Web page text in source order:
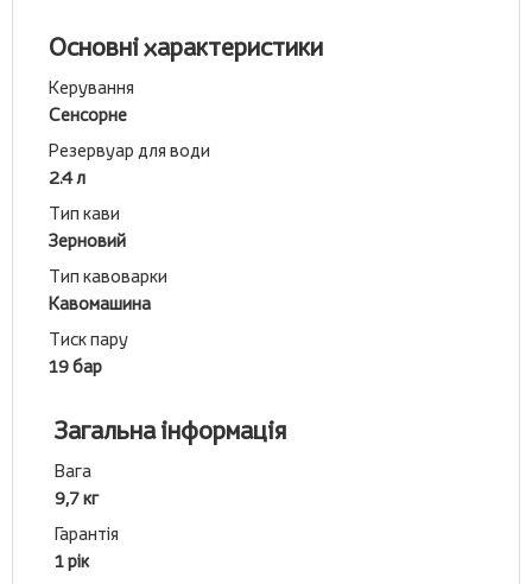
Основні характеристики
Керування
Сенсорне
Резервуар для води
2.4 л
Тип кави
Зерновий
Тип кавоварки
Кавомашина
Тиск пару
19 бар
Загальна інформація
Вага
9,7 кг
Гарантія
1 рік